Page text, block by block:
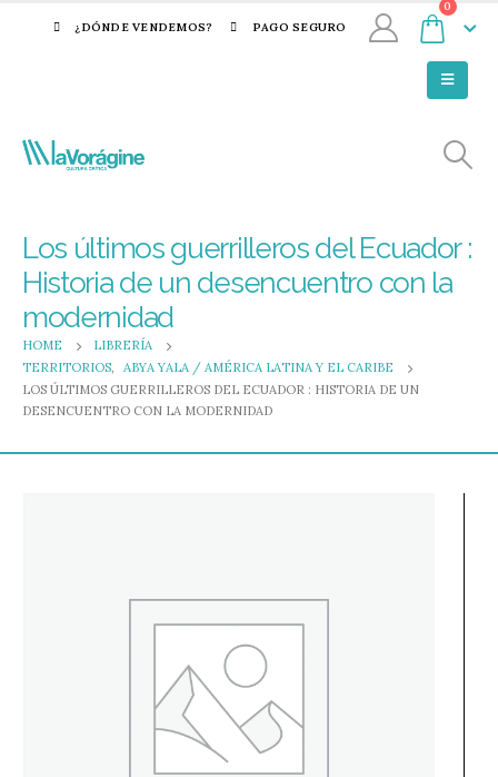
¿DÓNDE VENDEMOS? PAGO SEGURO
0
Los últimos guerrilleros del Ecuador :
Historia de un desencuentro con la
modernidad
HOME
LIBRERÍA
TERRITORIOS,
ABYA YALA / AMÉRICA LATINA Y EL CARIBE
LOS ÚLTIMOS GUERRILLEROS DEL ECUADOR : HISTORIA DE UN
DESENCUENTRO CON LA MODERNIDAD